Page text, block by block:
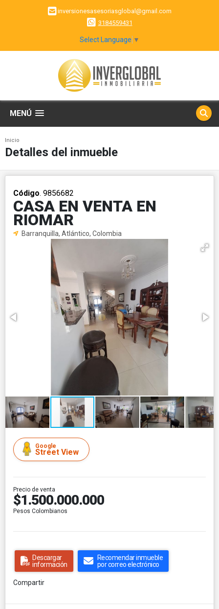
inversionesasesoriasglobal@gmail.com
3184559431
Select Language ▼
MENÚ
Inicio
Detalles del inmueble
Código. 9856682
CASA EN VENTA EN
RIOMAR
Barranquilla, Atlántico, Colombia
Google
Street View
Precio de venta
$1.500.000.000
Pesos Colombianos
Descargar
información
Recomendar inmueble
por correo electrónico
Compartir